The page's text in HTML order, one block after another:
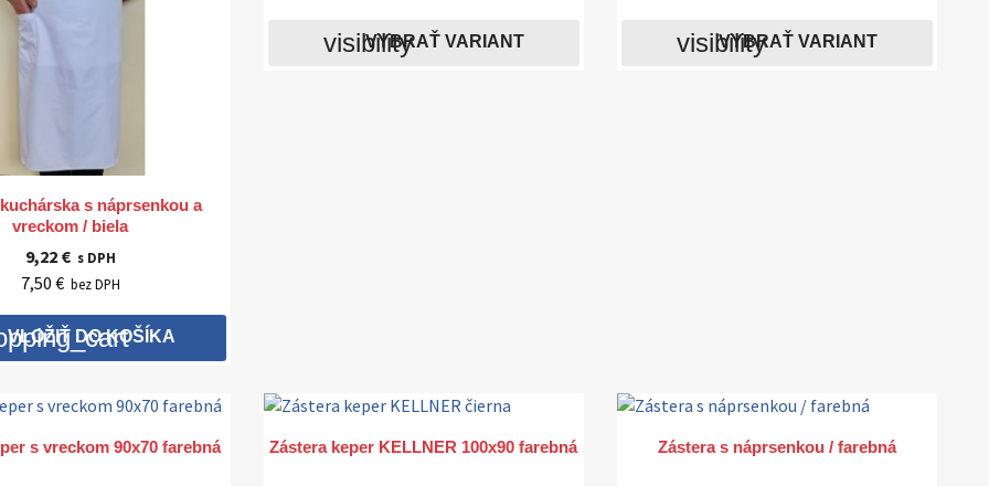
 Rýchly náhľads náprsenkou a
vreckom / biela
9,22 € s DPH
7,50 € bez DPH
VLOŽIŤ DO KOŠÍKA
visibility
VYBRAŤ VARIANT visibility
VYBRAŤ VARIANT
 Rýchly náhľad
s vreckom 90x70 farebná  Rýchly náhľad
Zástera keper KELLNER 100x90 farebná  Rýchly náhľad
Zástera s náprsenkou / farebná